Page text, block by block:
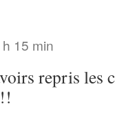
15 min
repris les